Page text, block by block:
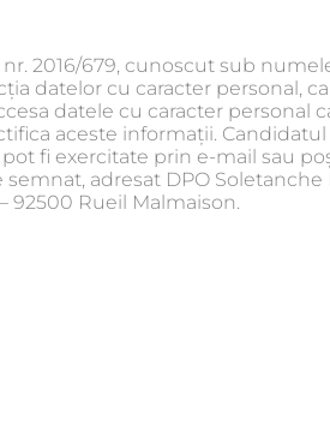
2016/679, cunoscut sub
datelor cu caracter personal,
datele cu caracter personal
aceste informații. Candidatul
fi exercitate prin e-mail sau
adresat DPO Soletanche
92500 Rueil Malmaison.